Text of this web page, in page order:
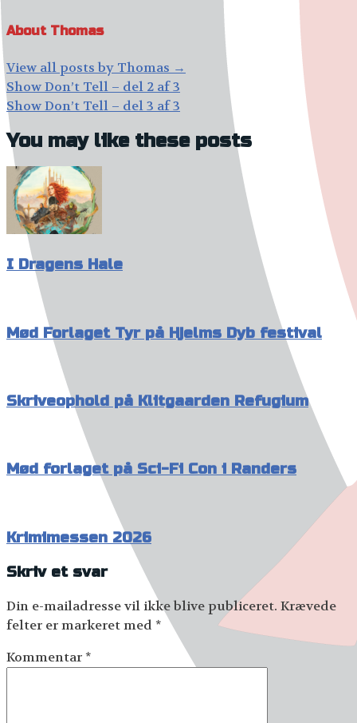
About Thomas
View all posts by Thomas →
Post
navigation
Show Don’t Tell – del 2 af 3
Show Don’t Tell – del 3 af 3
You may like these posts
I Dragens Hale
Mød Forlaget Tyr på Hjelms Dyb festival
Skriveophold på Klitgaarden Refugium
Mød forlaget på Sci-Fi Con i Randers
Krimimessen 2026
Skriv et svar
Din e-mailadresse vil ikke blive publiceret. Krævede
felter er markeret med *
Kommentar*